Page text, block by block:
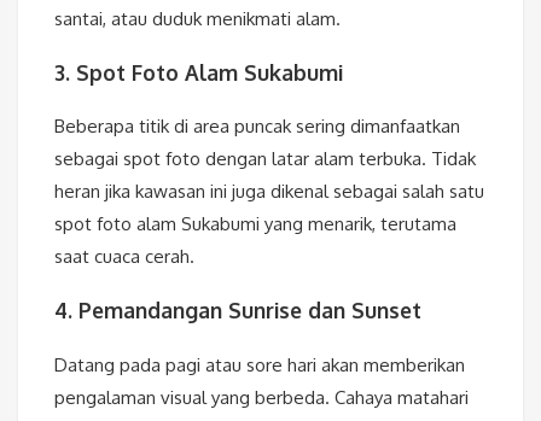
santai, atau duduk menikmati alam.
3. Spot Foto Alam Sukabumi
Beberapa titik di area puncak sering dimanfaatkan
sebagai spot foto dengan latar alam terbuka. Tidak
heran jika kawasan ini juga dikenal sebagai salah satu
spot foto alam Sukabumi yang menarik, terutama
saat cuaca cerah.
4. Pemandangan Sunrise dan Sunset
Datang pada pagi atau sore hari akan memberikan
pengalaman visual yang berbeda. Cahaya matahari